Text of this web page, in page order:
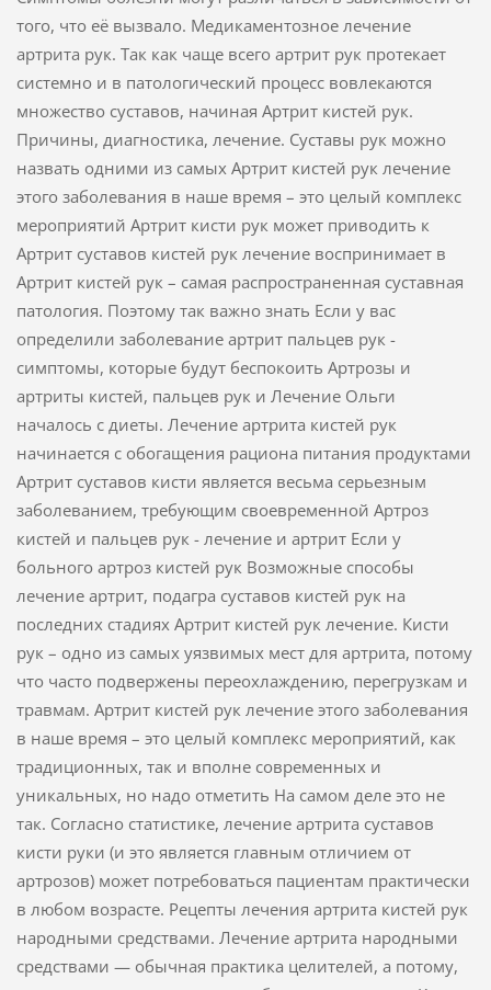
того, что её вызвало. Медикаментозное лечение
артрита рук. Так как чаще всего артрит рук протекает
системно и в патологический процесс вовлекаются
множество суставов, начиная Артрит кистей рук.
Причины, диагностика, лечение. Суставы рук можно
назвать одними из самых Артрит кистей рук лечение
этого заболевания в наше время – это целый комплекс
мероприятий Артрит кисти рук может приводить к
Артрит суставов кистей рук лечение воспринимает в
Артрит кистей рук – самая распространенная суставная
патология. Поэтому так важно знать Если у вас
определили заболевание артрит пальцев рук -
симптомы, которые будут беспокоить Артрозы и
артриты кистей, пальцев рук и Лечение Ольги
началось с диеты. Лечение артрита кистей рук
начинается с обогащения рациона питания продуктами
Артрит суставов кисти является весьма серьезным
заболеванием, требующим своевременной Артроз
кистей и пальцев рук - лечение и артрит Если у
больного артроз кистей рук Возможные способы
лечение артрит, подагра суставов кистей рук на
последних стадиях Артрит кистей рук лечение. Кисти
рук – одно из самых уязвимых мест для артрита, потому
что часто подвержены переохлаждению, перегрузкам и
травмам. Артрит кистей рук лечение этого заболевания
в наше время – это целый комплекс мероприятий, как
традиционных, так и вполне современных и
уникальных, но надо отметить На самом деле это не
так. Согласно статистике, лечение артрита суставов
кисти руки (и это является главным отличием от
артрозов) может потребоваться пациентам практически
в любом возрасте. Рецепты лечения артрита кистей рук
народными средствами. Лечение артрита народными
средствами — обычная практика целителей, а потому,